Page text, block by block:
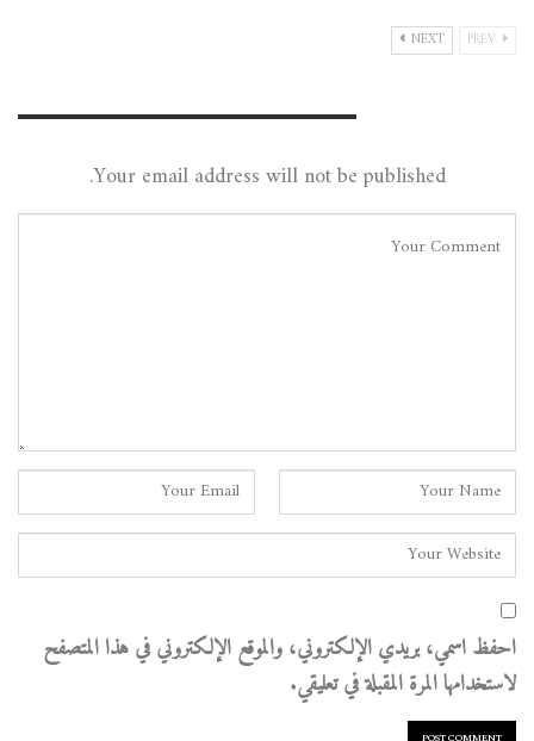
NEXT
Your email address will not be published.
احفظ اسمي، بريدي الإلكتروني، والموقع الإلكتروني في هذا المتصفح
لاستخدامها المرة المقبلة في تعليقي.